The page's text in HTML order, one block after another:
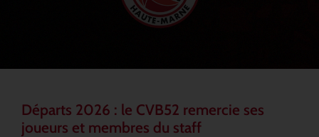
Départs 2026 : le CVB52 remercie ses
joueurs et membres du staff